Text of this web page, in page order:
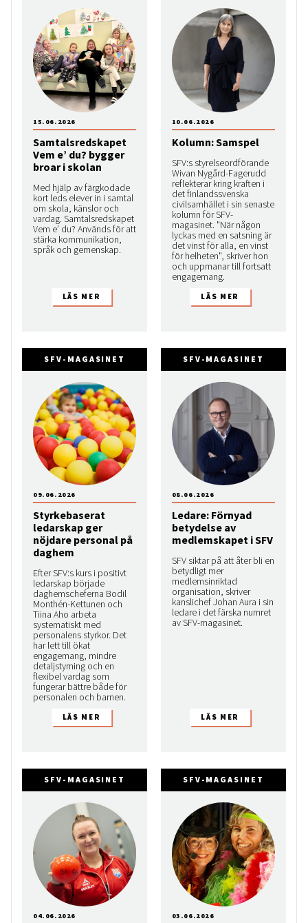
Samtalsredskapet
Vem e’ du? bygger
broar i skolan
Med hjälp av färgkodade
kort leds elever in i samtal
om skola, känslor och
vardag. Samtalsredskapet
Vem e’ du? Används för att
stärka kommunikation,
språk och gemenskap.
15.06.2026
Kolumn: Samspel
SFV:s styrelseordförande
Wivan Nygård-Fagerudd
reflekterar kring kraften i
det finlandssvenska
civilsamhället i sin senaste
kolumn för SFV-
magasinet. "När någon
lyckas med en satsning är
det vinst för alla, en vinst
för helheten", skriver hon
och uppmanar till fortsatt
engagemang.
10.06.2026
SFV-MAGASINET
Styrkebaserat
ledarskap ger
nöjdare personal på
daghem
Efter SFV:s kurs i positivt
ledarskap började
daghemscheferna Bodil
Monthén-Kettunen och
Tiina Aho arbeta
systematiskt med
personalens styrkor. Det
har lett till ökat
engagemang, mindre
detaljstyrning och en
flexibel vardag som
fungerar bättre både för
personalen och barnen.
09.06.2026
SFV-MAGASINET
Ledare: Förnyad
betydelse av
medlemskapet i SFV
SFV siktar på att åter bli en
betydligt mer
medlemsinriktad
organisation, skriver
kanslichef Johan Aura i sin
ledare i det färska numret
av SFV-magasinet.
08.06.2026
SFV-MAGASINET
04.06.2026
SFV-MAGASINET
03.06.2026